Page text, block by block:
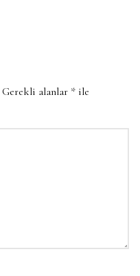
Gerekli alanlar * ile